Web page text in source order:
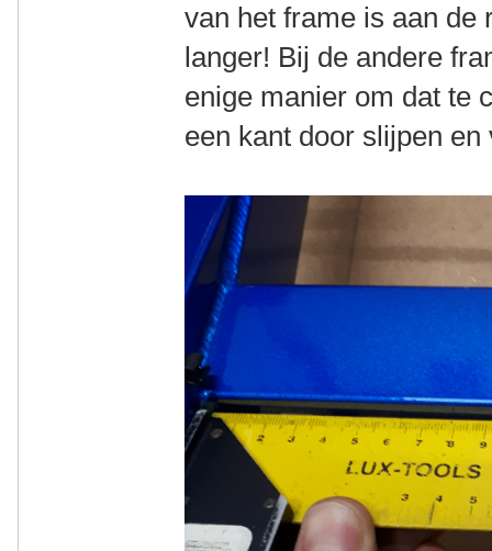
van het frame is aan de
langer! Bij de andere
enige manier om dat te
een kant door slijpen